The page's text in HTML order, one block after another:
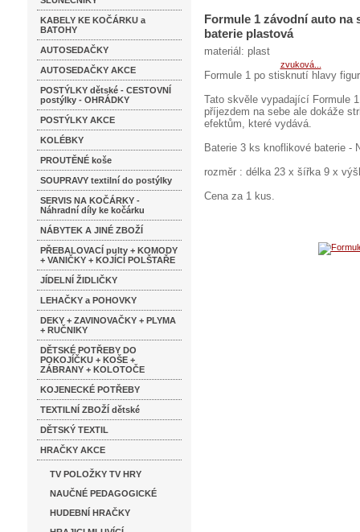
KABELY KE KOČÁRKU a
BATOHY
AUTOSEDAČKY
AUTOSEDAČKY AKCE
POSTÝLKY dětské - CESTOVNÍ
postýlky - OHRÁDKY
POSTÝLKY AKCE
KOLÉBKY
PROUTĚNÉ koše
SOUPRAVY textilní do postýlky
SERVIS NA KOČÁRKY -
Náhradní díly ke kočárku
NÁBYTEK A JINÉ ZBOŽÍ
PŘEBALOVACÍ pulty + KOMODY
+ VANIČKY + KOJÍCÍ POLŠTAŘE
JÍDELNÍ ŽIDLIČKY
LEHAČKY a POHOVKY
DEKY + ZAVINOVAČKY + PLYMA
+ RUČNIKY
DĚTSKÉ POTŘEBY DO
POKOJÍČKU + KOŠE +
ZÁBRANY + KOLOTOČE
KOJENECKÉ POTŘEBY
TEXTILNÍ ZBOŽÍ dětské
DĚTSKÝ TEXTIL
HRAČKY AKCE
TV POLOŽKY TV HRY
NAUČNÉ PEDAGOGICKÉ
HUDEBNÍ HRAČKY
Formule 1 závodní auto na
baterie plastová
materiál: plast
Formule 1 po stisknutí hlavy
Tato skvěle vypadající Formule
příjezdem na sebe ale dokáže
efektům, které vydává.
Baterie 3 ks knoflikové baterie -
rozměr : délka 23 x šířka 9 x
Cena za 1 kus.